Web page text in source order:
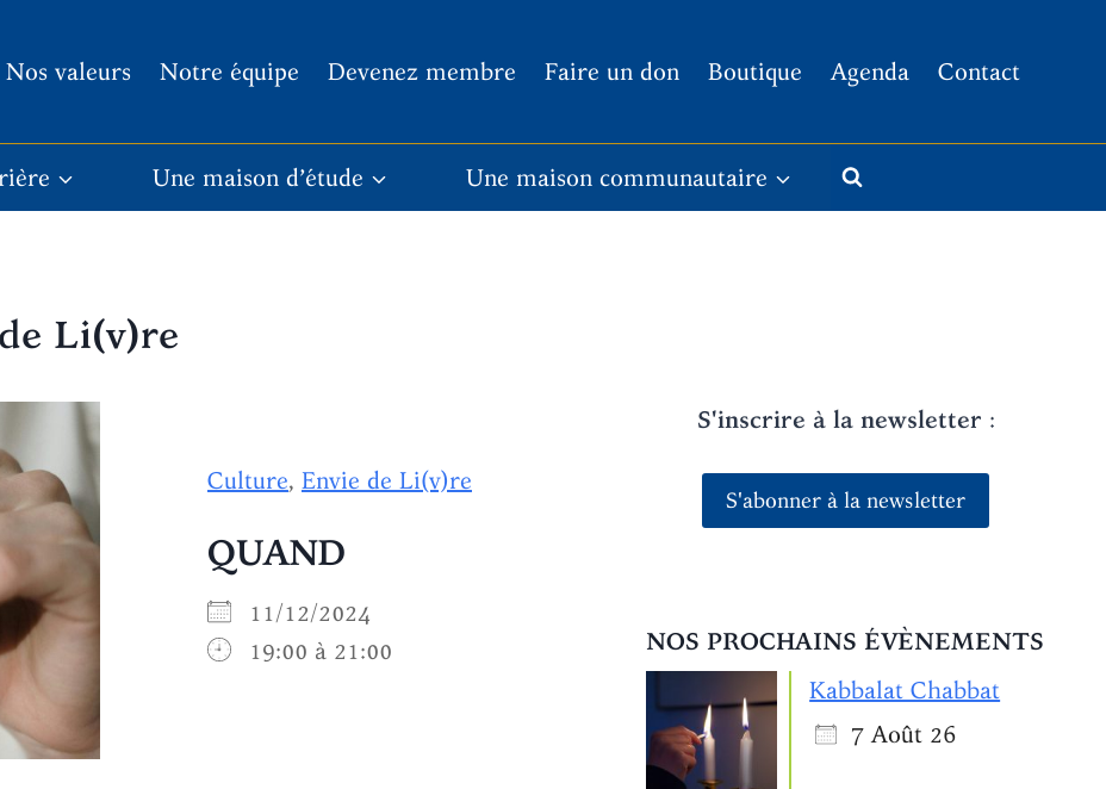
Nos valeurs Notre équipe Devenez membre Faire un don Boutique Agenda Contact
Une maison d’étude Une maison communautaire
Li(v)re
Culture, Envie de Li(v)re
QUAND
11/12/2024
19:00 à 21:00
S'inscrire à la newsletter :
S'abonner à la newsletter
NOS PROCHAINS ÉVÈNEMENTS
Kabbalat Chabbat
7 Août 26